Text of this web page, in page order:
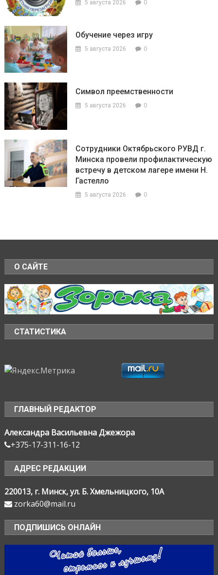
5 августа 2026 0
Обучение через игру
5 августа 2026 0
Символ преемственности
5 августа 2026 0
Сотрудники Октябрьского РУВД г.
Минска провели профилактическую
встречу в детском лагере имени Н.
Гастелло
5 августа 2026 0
О САЙТЕ
СТАТИСТИКА
ГЛАВНЫЙ РЕДАКТОР
Александра Васильевна Джежора
+375-17-311-16-12
АДРЕС РЕДАКЦИИ
220013, г. Минск, ул. Б. Хмельницкого, 10А
zorka60@mail.ru
ПОДПИШИСЬ ОНЛАЙН